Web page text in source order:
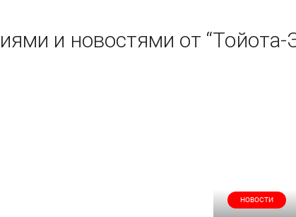
и новостями от “Тойота-
НОВОСТИ